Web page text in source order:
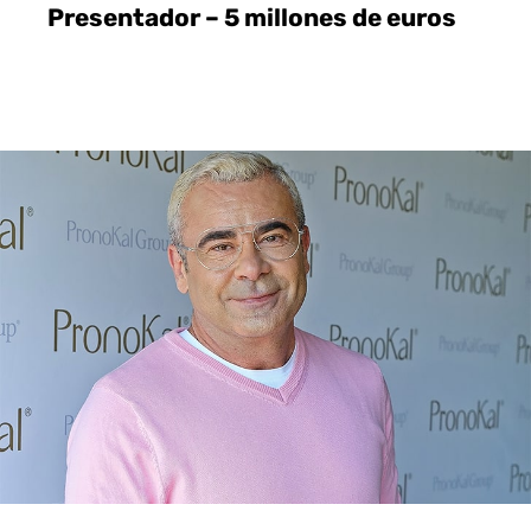
Presentador – 5 millones de euros